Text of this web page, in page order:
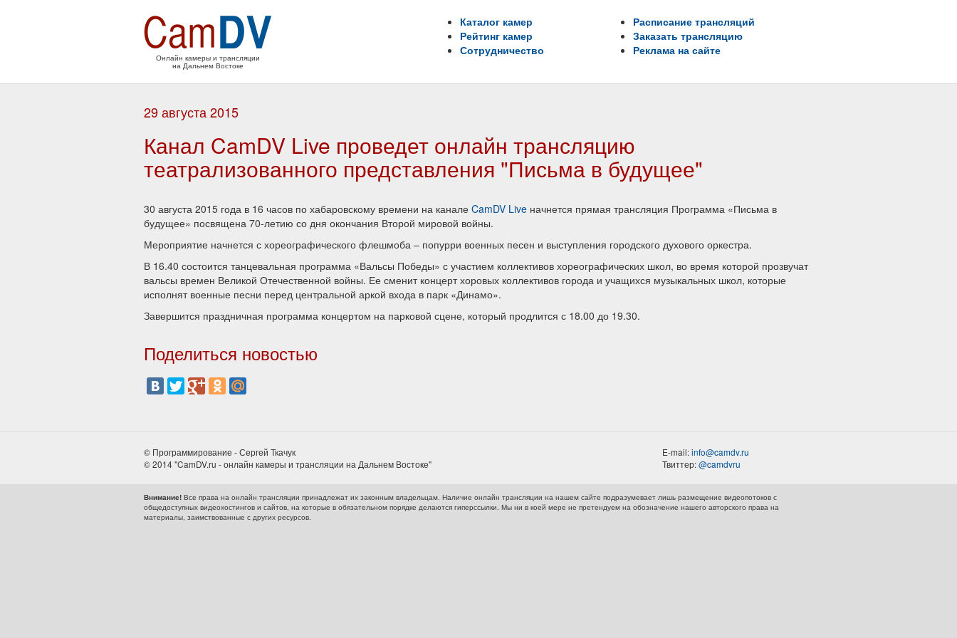
Онлайн камеры и трансляции
на Дальнем Востоке
Каталог камер
Рейтинг камер
Сотрудничество
Расписание трансляций
Заказать трансляцию
Реклама на сайте
29 августа 2015
Канал CamDV Live проведет онлайн трансляцию
театрализованного представления "Письма в будущее"
30 августа 2015 года в 16 часов по хабаровскому времени на канале CamDV Live начнется прямая трансляция Программа «Письма в
будущее» посвящена 70-летию со дня окончания Второй мировой войны.
Мероприятие начнется с хореографического флешмоба – попурри военных песен и выступления городского духового оркестра.
В 16.40 состоится танцевальная программа «Вальсы Победы» с участием коллективов хореографических школ, во время которой прозвучат
вальсы времен Великой Отечественной войны. Ее сменит концерт хоровых коллективов города и учащихся музыкальных школ, которые
исполнят военные песни перед центральной аркой входа в парк «Динамо».
Завершится праздничная программа концертом на парковой сцене, который продлится с 18.00 до 19.30.
Поделиться новостью
© Программирование - Сергей Ткачук
© 2014 "CamDV.ru - онлайн камеры и трансляции на Дальнем Востоке"
E-mail:info@camdv.ru
Твиттер:@camdvru
Внимание! Все права на онлайн трансляции принадлежат их законным владельцам. Наличие онлайн трансляции на нашем сайте подразумевает лишь размещение видеопотоков с
общедоступных видеохостингов и сайтов, на которые в обязательном порядке делаются гиперссылки. Мы ни в коей мере не претендуем на обозначение нашего авторского права на
материалы, заимствованные с других ресурсов.